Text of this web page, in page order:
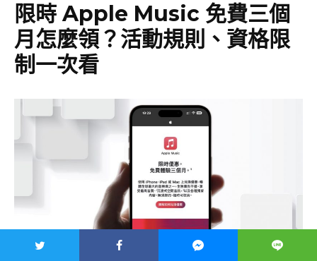
限時 Apple Music 免費三個
月怎麼領？活動規則、資格限
制一次看